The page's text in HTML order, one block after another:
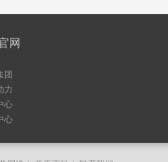
网
团
力
心
心